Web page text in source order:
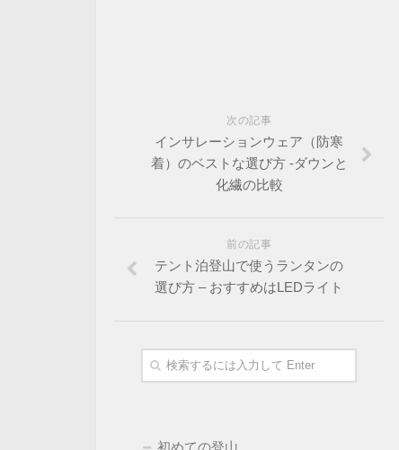
次の記事
インサレーションウェア（防寒
着）のベストな選び方 -ダウンと
化繊の比較
前の記事
テント泊登山で使うランタンの
選び方 – おすすめはLEDライト